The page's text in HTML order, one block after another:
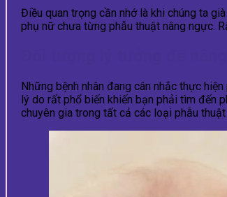
Điều quan trọng cần nhớ là khi chúng ta
phụ nữ chưa từng phẫu thuật nâng ngực.
Những bệnh nhân đang cân nhắc thực
lý do rất phổ biến khiến bạn phải tìm đến
chuyên gia trong tất cả các loại phẫu